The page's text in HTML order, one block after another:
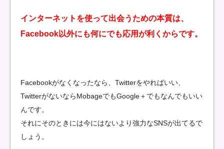
インターネットを使って出会うための本質は、
Facebook以外にも何にでも応用が利くからです。
Facebookがなくなったなら、Twitterをやればいい、
TwitterがないならMobageでもGoogle＋でもなんでもいい
んです。
それにそのときには今にはないより強力なSNSが出てるで
しょう。